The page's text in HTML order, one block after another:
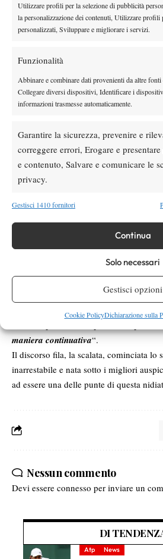
Utilizzare profili per la selezione di pubblicità
la personalizzazione dei contenuti, Utilizzare profili
personalizzati, Sviluppare e migliorare i servizi.
Funzionalità
Abbinare e combinare dati provenienti da altre fonti
Collegare diversi dispositivi, Identificare i
informazioni trasmesse automaticamente.
Garantire la sicurezza, prevenire e
correggere errori, Erogare e
e contenuto, Salvare e comunicare le
privacy.
Gestisci 1410 fornitori
Continua
Solo necessari
Gestisci opzioni
Cookie PolicyDichiarazione sulla
rimasta fedele ai campi del mio paese,
L’annata conclusa è stato un nuovo
un numero ristretto di tornei, come il
del diciassettesimo anno d’età, le
prendere parte a più di tredici tornei.
disputare soltanto un altro torneo “Devo
25.000$ di Capriolo oppure il 10.000$
disputano tra la fine di gennaio e
spazio ad una stagione “
consolidare il mio livello nei 10.000$ e
salto di qualità, nel gioco e nei tornei.
mi esibirò, ma la linea guida della
questa“.
Ambizione e consapevolezza nei propri
scritto in passato, per provare a scalare
alle top-10, almeno ci
limiti alla fantasia, penso al numero 1
maniera continuativa“.
Il discorso fila, la scalata, cominciata lo
inarrestabile e nata sotto i migliori
ad essere una delle punte di questa
Nessun commento
Devi essere connesso per inviare un
DI
Atp News